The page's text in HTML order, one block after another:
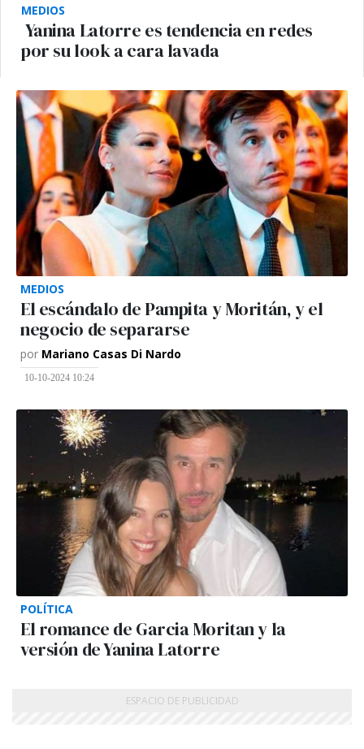
MEDIOS
Yanina Latorre es tendencia en redes
por su look a cara lavada
MEDIOS
El escándalo de Pampita y Moritán, y el
negocio de separarse
por Mariano Casas Di Nardo
10-10-2024 10:24
POLÍTICA
El romance de Garcia Moritan y la
versión de Yanina Latorre